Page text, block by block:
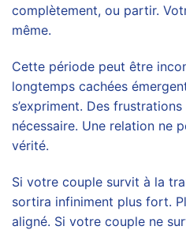
complètement, ou partir.
même.
Cette période peut être
longtemps cachées
s’expriment. Des
nécessaire. Une relation ne
vérité.
Si votre couple survit à la
sortira infiniment plus fort.
aligné. Si votre couple ne